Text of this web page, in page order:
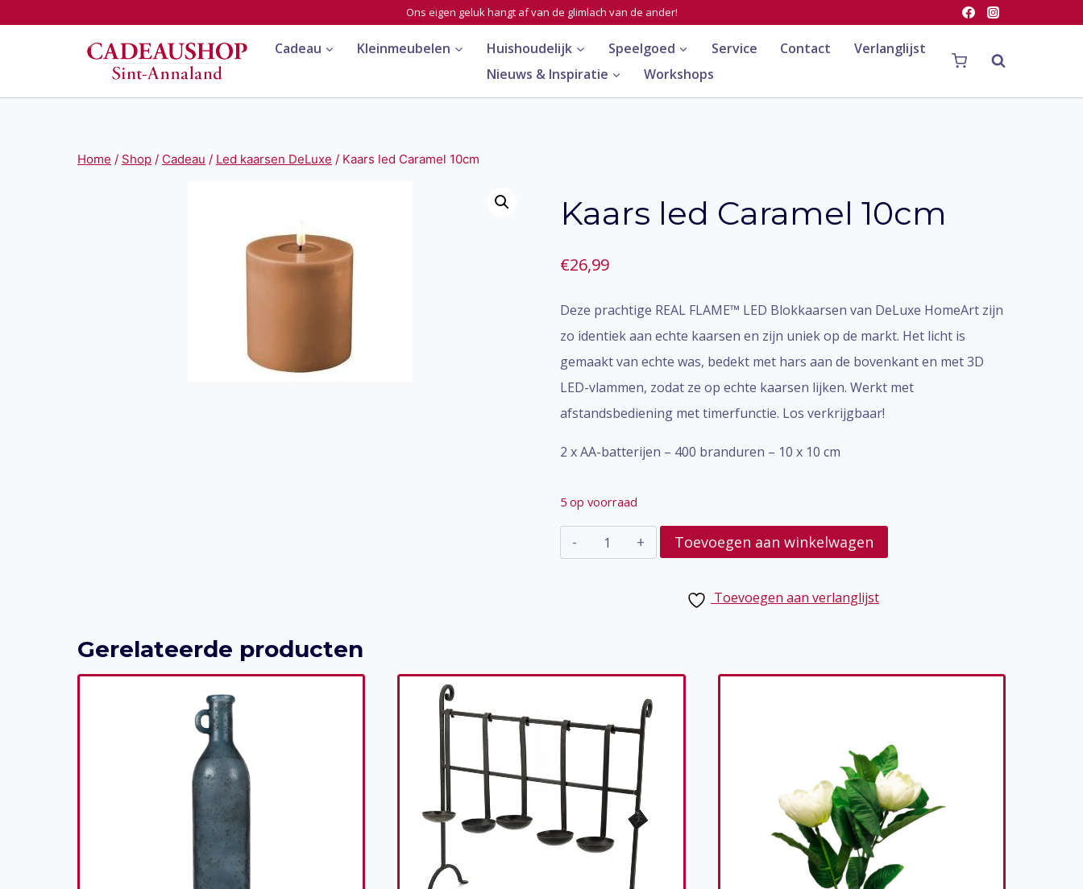
Ons eigen geluk hangt af van de glimlach van de ander!
Cadeau Kleinmeubelen Huishoudelijk Speelgoed Service Contact
Verlanglijst
Nieuws & Inspiratie
Workshops
Home / Shop / Cadeau / Led kaarsen DeLuxe / Kaars led Caramel 10cm
Kaars led Caramel 10cm
€26,99
Deze prachtige REAL FLAME™ LED Blokkaarsen van DeLuxe HomeArt zijn
zo identiek aan echte kaarsen en zijn uniek op de markt. Het licht is
gemaakt van echte was, bedekt met hars aan de bovenkant en met 3D
LED-vlammen, zodat ze op echte kaarsen lijken. Werkt met
afstandsbediening met timerfunctie. Los verkrijgbaar!
2 x AA-batterijen – 400 branduren – 10 x 10 cm
5 op voorraad
Kaars
led
Toevoegen aan winkelwagen
Toevoegen aan verlanglijst
Gerelateerde producten